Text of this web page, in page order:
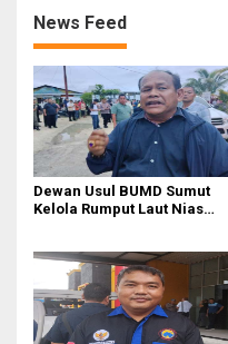
News Feed
Dewan Usul BUMD Sumut
Kelola Rumput Laut Nias